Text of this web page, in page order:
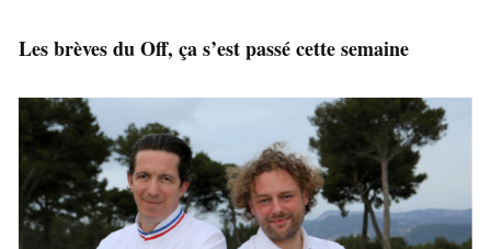
Les brèves du Off, ça s’est passé cette semaine